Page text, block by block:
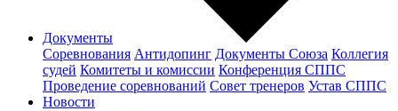
Документы
Соревнования Антидопинг Документы Cоюза Коллегия
судей Комитеты и комиссии Конференция СППС
Проведение соревнований Совет тренеров Устав СППС
Новости